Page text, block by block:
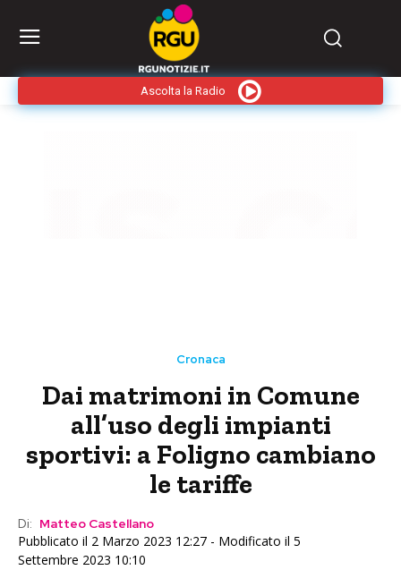
Ascolta la Radio
Cronaca
Dai matrimoni in Comune
all’uso degli impianti
sportivi: a Foligno cambiano
le tariffe
Di: Matteo Castellano
Pubblicato il 2 Marzo 2023 12:27 - Modificato il 5
Settembre 2023 10:10